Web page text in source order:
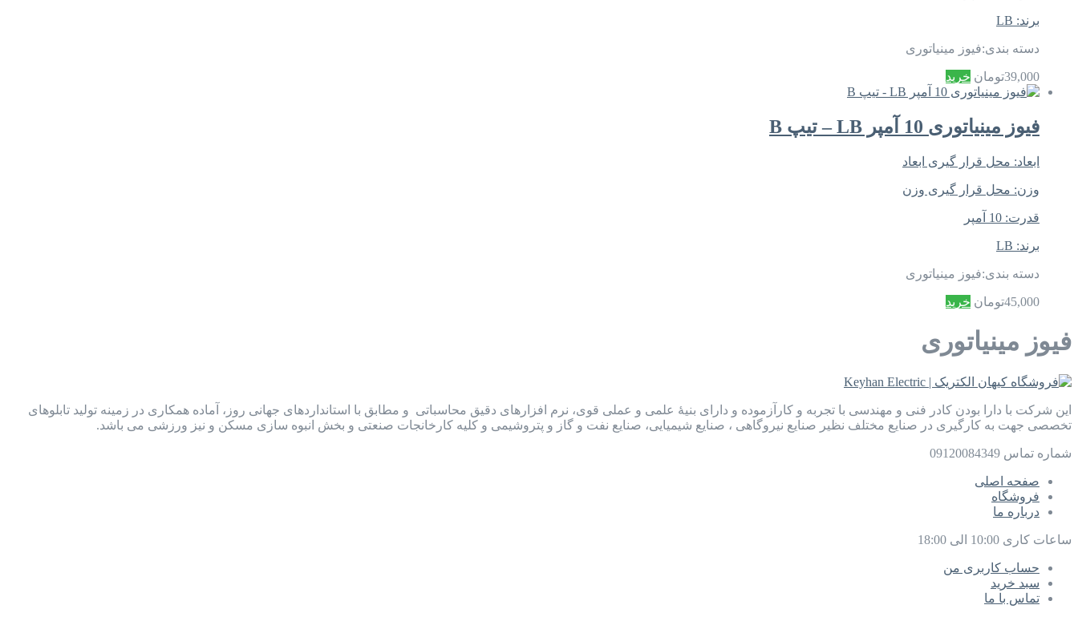
برند: LB
دسته بندی:فیوز مینیاتوری
39,000تومان خرید
فیوز مینیاتوری 10 آمپر LB – تیپ B
ابعاد: محل قرار گیری ابعاد
وزن: محل قرار گیری وزن
قدرت: 10 آمپر
برند: LB
دسته بندی:فیوز مینیاتوری
45,000تومان خرید
فیوز مینیاتوری
این شرکت با دارا بودن کادر فنی و مهندسی با تجربه و کارآزموده و دارای بنیۀ علمی و عملی قوی، نرم افزارهای دقیق محاسباتی و مطابق با استانداردهای جهانی روز، آماده همکاری در زمینه تولید تابلوهای
تخصصی جهت به کارگیری در صنایع مختلف نظیر صنایع نیروگاهی ، صنایع شیمیایی، صنایع نفت و گاز و پتروشیمی و کلیه کارخانجات صنعتی و بخش انبوه سازی مسکن و نیز ورزشی می باشد.
شماره تماس 09120084349
صفحه اصلی
فروشگاه
درباره ما
ساعات کاری 10:00 الی 18:00
حساب کاربری من
سبد خرید
تماس با ما